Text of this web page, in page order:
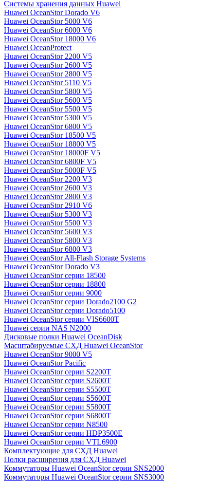
Системы хранения данных Huawei
Huawei OceanStor Dorado V6
Huawei OceanStor 5000 V6
Huawei OceanStor 6000 V6
Huawei OceanStor 18000 V6
Huawei OceanProtect
Huawei OceanStor 2200 V5
Huawei OceanStor 2600 V5
Huawei OceanStor 2800 V5
Huawei OceanStor 5110 V5
Huawei OceanStor 5800 V5
Huawei OceanStor 5600 V5
Huawei OceanStor 5500 V5
Huawei OceanStor 5300 V5
Huawei OceanStor 6800 V5
Huawei OceanStor 18500 V5
Huawei OceanStor 18800 V5
Huawei OceanStor 18000F V5
Huawei OceanStor 6800F V5
Huawei OceanStor 5000F V5
Huawei OceanStor 2200 V3
Huawei OceanStor 2600 V3
Huawei OceanStor 2800 V3
Huawei OceanStor 2910 V6
Huawei OceanStor 5300 V3
Huawei OceanStor 5500 V3
Huawei OceanStor 5600 V3
Huawei OceanStor 5800 V3
Huawei OceanStor 6800 V3
Huawei OceanStor All-Flash Storage Systems
Huawei OceanStor Dorado V3
Huawei OceanStor серии 18500
Huawei OceanStor серии 18800
Huawei OceanStor серии 9000
Huawei OceanStor серии Dorado2100 G2
Huawei OceanStor серии Dorado5100
Huawei OceanStor серии VIS6600T
Huawei серии NAS N2000
Дисковые полки Huawei OceanDisk
Масштабируемые СХД Huawei OceanStor
Huawei OceanStor 9000 V5
Huawei OceanStor Pacific
Huawei OceanStor серии S2200T
Huawei OceanStor серии S2600T
Huawei OceanStor серии S5500T
Huawei OceanStor серии S5600T
Huawei OceanStor серии S5800T
Huawei OceanStor серии S6800T
Huawei OceanStor серии N8500
Huawei OceanStor серии HDP3500E
Huawei OceanStor серии VTL6900
Комплектующие для СХД Huawei
Полки расширения для СХД Huawei
Коммутаторы Huawei OceanStor серии SNS2000
Коммутаторы Huawei OceanStor серии SNS3000